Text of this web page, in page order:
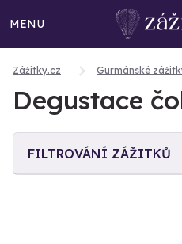
MENU
Zážitky.cz Gurmánské
Degustace
FILTROVÁNÍ ZÁŽITKŮ